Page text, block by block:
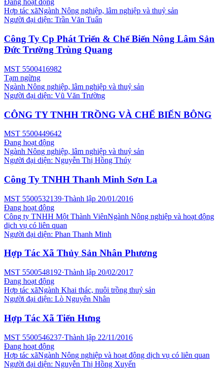
Đang hoạt động
Hợp tác xãNgành Nông nghiệp, lâm nghiệp và thuỷ sản
Người đại diện: Trần Văn Tuấn
Công Ty Cp Phát Triển & Chế Biến Nông Lâm Sản
Đức Trường Trùng Quang
MST 5500416982
Tạm ngừng
Ngành Nông nghiệp, lâm nghiệp và thuỷ sản
Người đại diện: Vũ Văn Trường
CÔNG TY TNHH TRỒNG VÀ CHẾ BIẾN BÔNG
MST 5500449642
Đang hoạt động
Ngành Nông nghiệp, lâm nghiệp và thuỷ sản
Người đại diện: Nguyễn Thị Hồng Thúy
Công Ty TNHH Thanh Minh Sơn La
MST 5500532139·Thành lập 20/01/2016
Đang hoạt động
Công ty TNHH Một Thành ViênNgành Nông nghiệp và hoạt động
dịch vụ có liên quan
Người đại diện: Phan Thanh Minh
Hợp Tác Xã Thủy Sản Nhân Phương
MST 5500548192·Thành lập 20/02/2017
Đang hoạt động
Hợp tác xãNgành Khai thác, nuôi trồng thuỷ sản
Người đại diện: Lò Nguyên Nhân
Hợp Tác Xã Tiến Hưng
MST 5500546237·Thành lập 22/11/2016
Đang hoạt động
Hợp tác xãNgành Nông nghiệp và hoạt động dịch vụ có liên quan
Người đại diện: Nguyễn Thị Hồng Xuyến